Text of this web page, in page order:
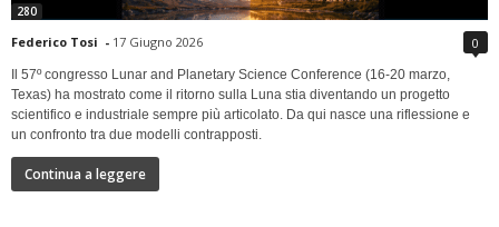
280
Federico Tosi - 17 Giugno 2026 0
Il 57º congresso Lunar and Planetary Science Conference (16-20 marzo,
Texas) ha mostrato come il ritorno sulla Luna stia diventando un progetto
scientifico e industriale sempre più articolato. Da qui nasce una riflessione e
un confronto tra due modelli contrapposti.
Continua a leggere